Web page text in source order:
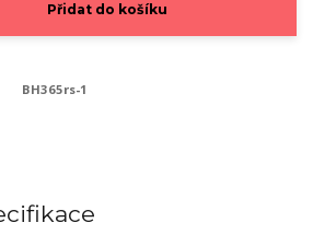
Přidat do košíku
BH365rs-1